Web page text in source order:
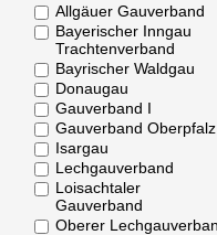
Allgäuer Gauverband
Bayerischer Inngau
Trachtenverband
Bayrischer Waldgau
Donaugau
Gauverband I
Gauverband Oberpfalz
Isargau
Lechgauverband
Loisachtaler
Gauverband
Oberer